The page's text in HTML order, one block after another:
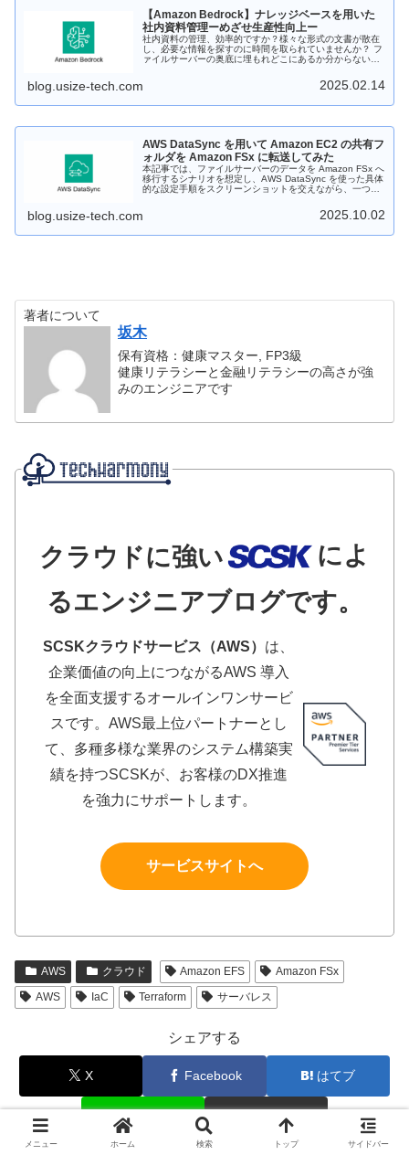
【Amazon Bedrock】ナレッジベースを用いた
社内資料管理ーめざせ生産性向上ー
社内資料の管理、効率的ですか？様々な形式の文書が散在
し、必要な情報を探すのに時間を取られていませんか？ フ
ァイルサーバーの奥底に埋もれどこにあるか分からない、
ませんか？これらの非効率は、業務の生産性低下に直結し
ます。 今こそ、社内資料の一元管理体制を見直しましょ
blog.usize-tech.com 2025.02.14
AWS DataSync を用いて Amazon EC2 の共有フ
ォルダを Amazon FSx に転送してみた
本記事では、ファイルサーバーのデータを Amazon FSx へ
移行するシナリオを想定し、AWS DataSync を使った具体
的な設定手順をスクリーンショットを交えながら、一つひ
blog.usize-tech.com 2025.10.02
著者について
坂木
保有資格：健康マスター, FP3級
健康リテラシーと金融リテラシーの高さが強
みのエンジニアです
クラウドに強い
によ
るエンジニアブログです。
SCSKクラウドサービス（AWS） は、
企業価値の向上につながるAWS 導入
を全面支援するオールインワンサービ
スです。AWS最上位パートナーとし
て、多種多様な業界のシステム構築実
績を持つSCSKが、お客様のDX推進
を強力にサポートします。
サービスサイトへ
AWS クラウド Amazon EFS
Amazon FSx
AWS
IaC Terraform サーバレス
シェアする
X Facebook はてブ
コピー
メニュー ホーム 検索 トップ サイドバー